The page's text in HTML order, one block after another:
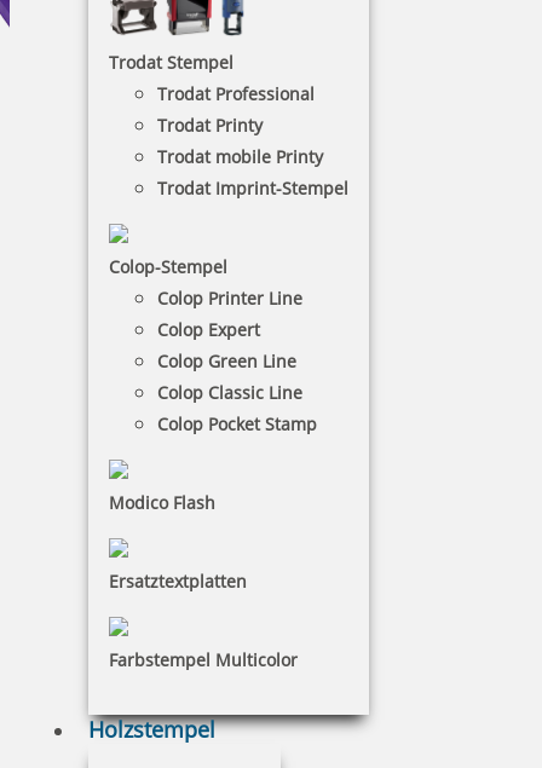
Trodat Stempel
Trodat Professional
Trodat Printy
Trodat mobile Printy
Trodat Imprint-Stempel
Colop-Stempel
Colop Printer Line
Colop Expert
Colop Green Line
Colop Classic Line
Colop Pocket Stamp
Modico Flash
Ersatztextplatten
Farbstempel Multicolor
Holzstempel
Colop Stempelkissen
Ihr Colop-Stempel hinterlässt keine sauberen
Abdrucke mehr? Dann benötigen Sie ein neues
Stempelkissen.
NACH WUNSCHSTEMPEL FILTERN
€+
76 Artikel in der Kategorie